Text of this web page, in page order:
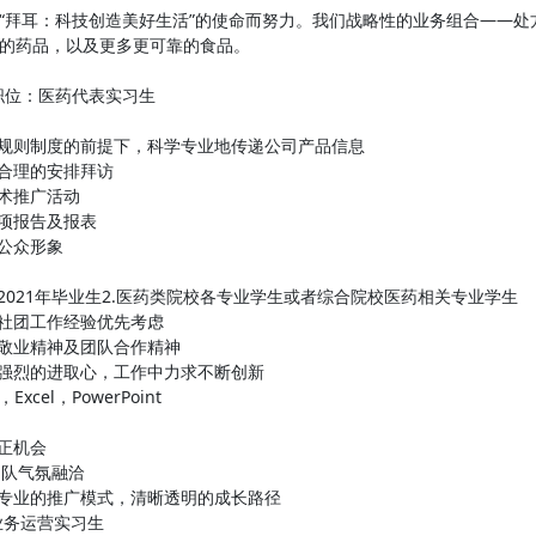
拜耳：科技创造美好生活”的使命而努力。我们战略性的业务组合——
药品，以及更多更可靠的食品。
：医药代表实习生
则制度的前提下，科学专业地传递公司产品信息
理的安排拜访
推广活动
报告及报表
众形象
年毕业生2.医药类院校各专业学生或者综合院校医药相关专业学生
团工作经验优先考虑
业精神及团队合作精神
烈的进取心，工作中力求不断创新
Excel，PowerPoint
机会
气氛融洽
业的推广模式，清晰透明的成长路径
运营实习生